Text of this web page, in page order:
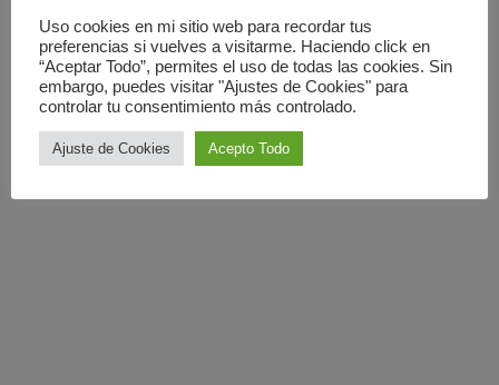
Uso cookies en mi sitio web para recordar tus
preferencias si vuelves a visitarme. Haciendo click en
“Aceptar Todo”, permites el uso de todas las cookies. Sin
embargo, puedes visitar "Ajustes de Cookies" para
controlar tu consentimiento más controlado.
Ajuste de Cookies Acepto Todo